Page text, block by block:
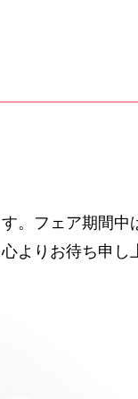
。フェア期間中
よりお待ち申し